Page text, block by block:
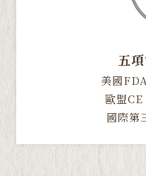
五
美國
歐盟
國際第